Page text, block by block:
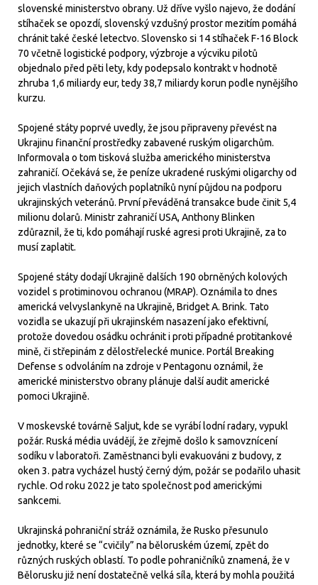
slovenské ministerstvo obrany. Už dříve vyšlo najevo, že dodání
stíhaček se opozdí, slovenský vzdušný prostor mezitím pomáhá
chránit také české letectvo. Slovensko si 14 stíhaček F-16 Block
70 včetně logistické podpory, výzbroje a výcviku pilotů
objednalo před pěti lety, kdy podepsalo kontrakt v hodnotě
zhruba 1,6 miliardy eur, tedy 38,7 miliardy korun podle nynějšího
kurzu.
Spojené státy poprvé uvedly, že jsou připraveny převést na
Ukrajinu finanční prostředky zabavené ruským oligarchům.
Informovala o tom tisková služba amerického ministerstva
zahraničí. Očekává se, že peníze ukradené ruskými oligarchy od
jejich vlastních daňových poplatníků nyní půjdou na podporu
ukrajinských veteránů. První převáděná transakce bude činit 5,4
milionu dolarů. Ministr zahraničí USA, Anthony Blinken
zdůraznil, že ti, kdo pomáhají ruské agresi proti Ukrajině, za to
musí zaplatit.
Spojené státy dodají Ukrajině dalších 190 obrněných kolových
vozidel s protiminovou ochranou (MRAP). Oznámila to dnes
americká velvyslankyně na Ukrajině, Bridget A. Brink. Tato
vozidla se ukazují při ukrajinském nasazení jako efektivní,
protože dovedou osádku ochránit i proti případné protitankové
mině, či střepinám z dělostřelecké munice. Portál Breaking
Defense s odvoláním na zdroje v Pentagonu oznámil, že
americké ministerstvo obrany plánuje další audit americké
pomoci Ukrajině.
V moskevské továrně Saljut, kde se vyrábí lodní radary, vypukl
požár. Ruská média uvádějí, že zřejmě došlo k samovznícení
sodíku v laboratoři. Zaměstnanci byli evakuováni z budovy, z
oken 3. patra vycházel hustý černý dým, požár se podařilo uhasit
rychle. Od roku 2022 je tato společnost pod americkými
sankcemi.
Ukrajinská pohraniční stráž oznámila, že Rusko přesunulo
jednotky, které se “cvičily” na běloruském území, zpět do
různých ruských oblastí. To podle pohraničníků znamená, že v
Bělorusku již není dostatečně velká síla, která by mohla použitá